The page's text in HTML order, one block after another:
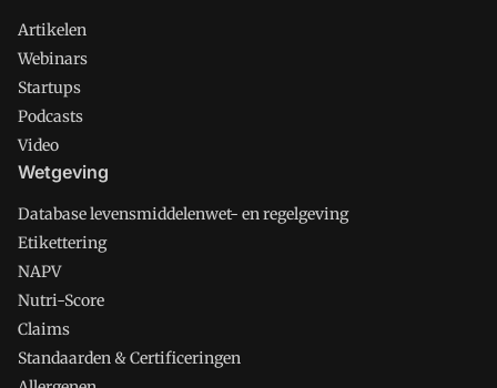
Artikelen
Webinars
Startups
Podcasts
Video
Wetgeving
Database levensmiddelenwet- en regelgeving
Etikettering
NAPV
Nutri-Score
Claims
Standaarden & Certificeringen